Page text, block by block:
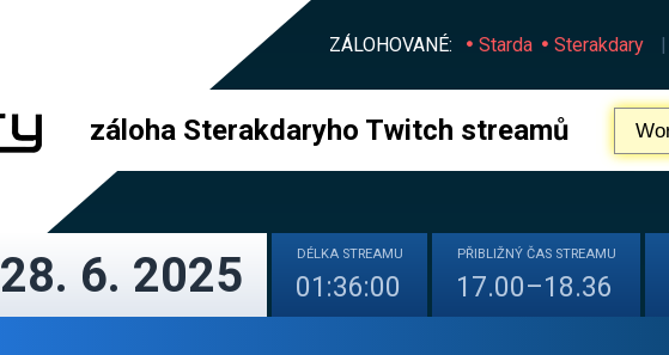
ZÁLOHOVANÉ: Starda Sterakdary |
záloha Sterakdaryho Twitch streamů
28. 6. 2025 DÉLKA STREAMU
01:36:00
PŘIBLIŽNÝ ČAS STREAMU
17.00–18.36